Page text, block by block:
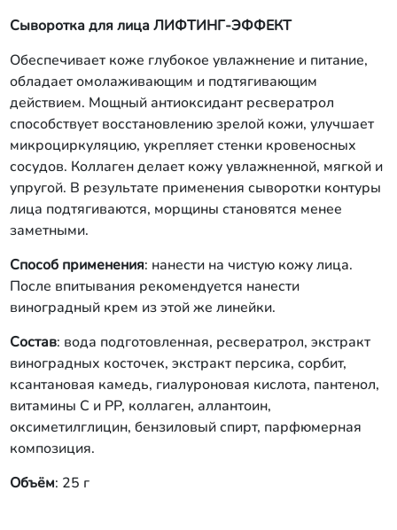
Сыворотка для лица ЛИФТИНГ-ЭФФЕКТ
Обеспечивает коже глубокое увлажнение и питание,
обладает омолаживающим и подтягивающим
действием. Мощный антиоксидант ресвератрол
способствует восстановлению зрелой кожи, улучшает
микроциркуляцию, укрепляет стенки кровеносных
сосудов. Коллаген делает кожу увлажненной, мягкой и
упругой. В результате применения сыворотки контуры
лица подтягиваются, морщины становятся менее
заметными.
Способ применения: нанести на чистую кожу лица.
После впитывания рекомендуется нанести
виноградный крем из этой же линейки.
Состав: вода подготовленная, ресвератрол, экстракт
виноградных косточек, экстракт персика, сорбит,
ксантановая камедь, гиалуроновая кислота, пантенол,
витамины С и РР, коллаген, аллантоин,
оксиметилглицин, бензиловый спирт, парфюмерная
композиция.
Объём: 25 г